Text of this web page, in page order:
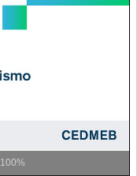
100%